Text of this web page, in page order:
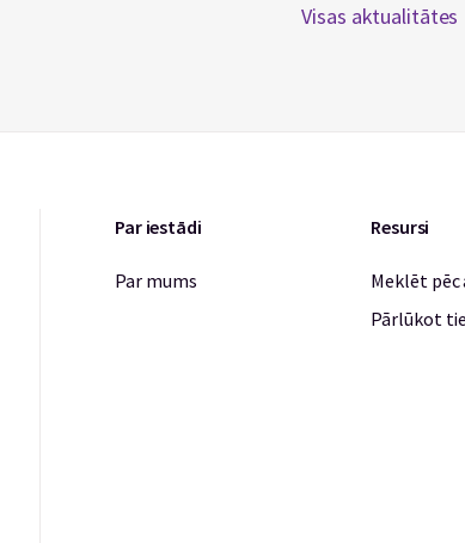
Visas aktualitātes
Par iestādi
Par mums
Resursi
Meklēt pēc
Pārlūkot